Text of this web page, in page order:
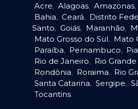
Acre, Alagoas, Amazonas,
Bahia, Ceará, Distrito
Santo, Goiás, Maranhão,
Mato Grosso do Sul, Mato
Paraíba, Pernambuco,
Rio de Janeiro, Rio
Rondônia, Roraima, Rio
Santa Catarina, Sergipe,
Tocantins.